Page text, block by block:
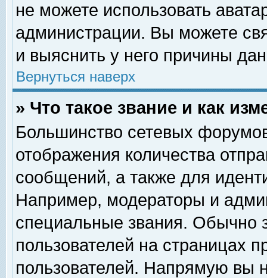
не можете использовать
администрации. Вы можете
и выяснить у него причины
Вернуться наверх
» Что такое звание и как
Большинство сетевых
отображения количества
сообщений, а также для
Например, модераторы и
специальные звания. Обычно
пользователей на страницах
пользователей. Напрямую вы